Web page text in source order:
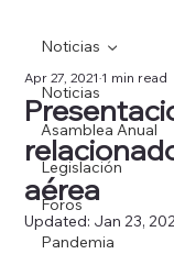
Noticias
Asamblea Anual
Legislación
Foros
Pandemia
Noticias
aérea
Apr 27, 20211 min read
Updated: Jan 23,